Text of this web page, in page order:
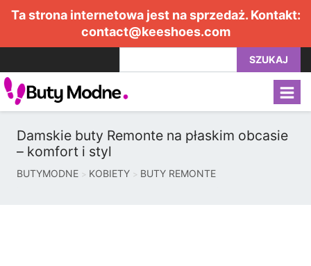
Ta strona internetowa jest na sprzedaż. Kontakt:
contact@keeshoes.com
SZUKAJ
Damskie buty Remonte na płaskim obcasie
– komfort i styl
BUTYMODNE KOBIETY BUTY REMONTE